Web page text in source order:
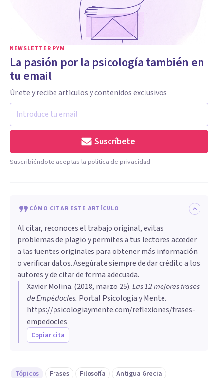
NEWSLETTER PYM
La pasión por la psicología también en
tu email
Únete y recibe artículos y contenidos exclusivos
Suscríbete
Suscribiéndote aceptas la política de privacidad
CÓMO CITAR ESTE ARTÍCULO
Al citar, reconoces el trabajo original, evitas
problemas de plagio y permites a tus lectores acceder
a las fuentes originales para obtener más información
o verificar datos. Asegúrate siempre de dar crédito a los
autores y de citar de forma adecuada.
Xavier Molina. (2018, marzo 25).Las 12 mejores frases
de Empédocles. Portal Psicología y Mente.
https://psicologiaymente.com/reflexiones/frases-
empedocles
Copiar cita
Tópicos Frases Filosofía Antigua Grecia